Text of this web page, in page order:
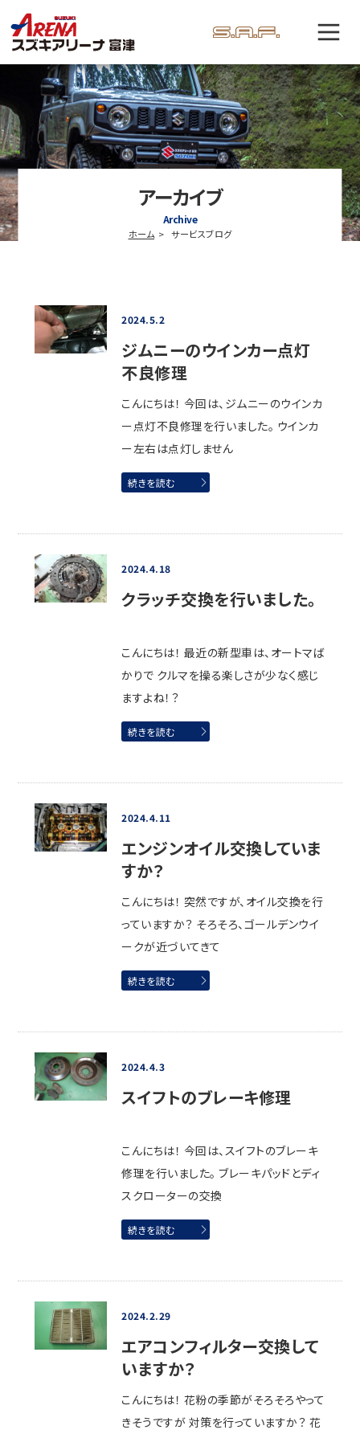
アーカイブ
Archive
ホーム サービスブログ
2024.5.2
ジムニーのウインカー点灯
不良修理
こんにちは！ 今回は、ジムニーのウインカ
ー点灯不良修理を行いました。 ウインカ
ー左右は点灯しません
続きを読む
2024.4.18
クラッチ交換を行いました。
こんにちは！ 最近の新型車は、オートマば
かりで クルマを操る楽しさが少なく感じ
ますよね！？
続きを読む
2024.4.11
エンジンオイル交換していま
すか？
こんにちは！ 突然ですが、オイル交換を行
っていますか？ そろそろ、ゴールデンウイ
ークが近づいてきて
続きを読む
2024.4.3
スイフトのブレーキ修理
こんにちは！ 今回は、スイフトのブレーキ
修理を行いました。 ブレーキパッドとディ
スクローターの交換
続きを読む
2024.2.29
エアコンフィルター交換して
いますか？
こんにちは！ 花粉の季節がそろそろやって
きそうですが 対策を行っていますか？ 花